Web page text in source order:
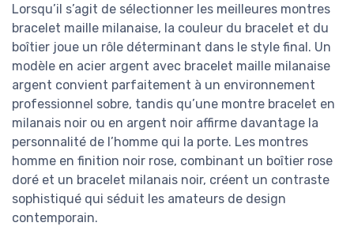
Lorsqu’il s’agit de sélectionner les meilleures montres
bracelet maille milanaise, la couleur du bracelet et du
boîtier joue un rôle déterminant dans le style final. Un
modèle en acier argent avec bracelet maille milanaise
argent convient parfaitement à un environnement
professionnel sobre, tandis qu’une montre bracelet en
milanais noir ou en argent noir affirme davantage la
personnalité de l’homme qui la porte. Les montres
homme en finition noir rose, combinant un boîtier rose
doré et un bracelet milanais noir, créent un contraste
sophistiqué qui séduit les amateurs de design
contemporain.